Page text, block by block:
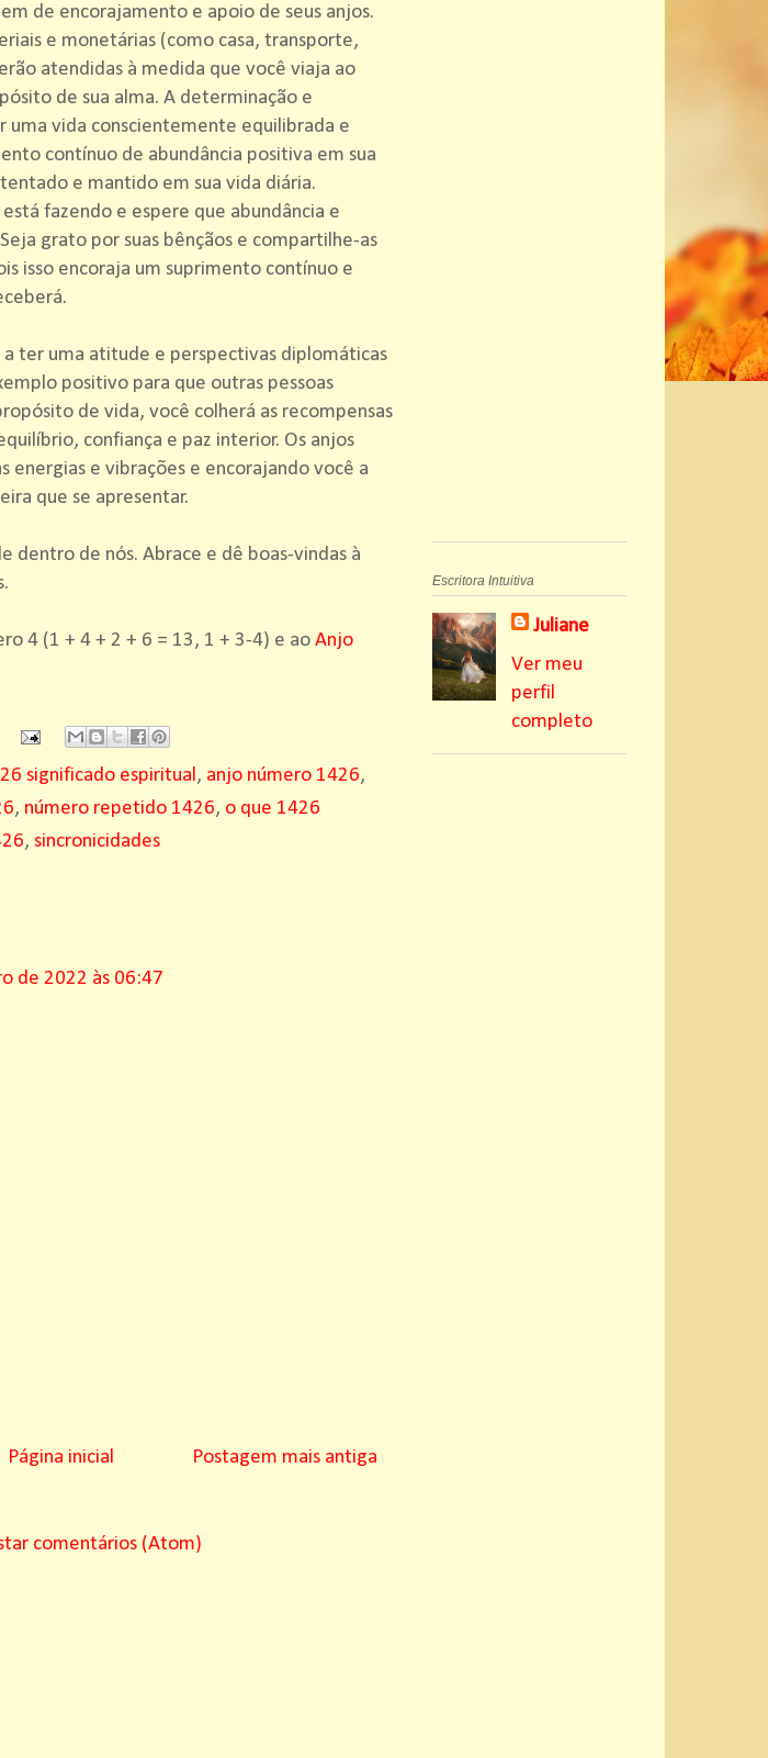
de encorajamento e apoio de seus anjos.
e monetárias (como casa, transporte,
atendidas à medida que você viaja ao
de sua alma. A determinação e
uma vida conscientemente equilibrada e
contínuo de abundância positiva em sua
e mantido em sua vida diária.
fazendo e espere que abundância e
grato por suas bênçãos e compartilhe-as
isso encoraja um suprimento contínuo e
ter uma atitude e perspectivas diplomáticas
positivo para que outras pessoas
de vida, você colherá as recompensas
confiança e paz interior. Os anjos
energias e vibrações e encorajando você a
que se apresentar.
dentro de nós. Abrace e dê boas-vindas à
4 (1 + 4 + 2 + 6 = 13, 1 + 3-4) e ao Anjo
significado espiritual , anjo número 1426,
, número repetido 1426, o que 1426
, sincronicidades
de 2022 às 06:47
Postagem mais antiga
Página inicial
comentários (Atom)
Escritora Intuitiva
Juliane
Ver meu
perfil
completo